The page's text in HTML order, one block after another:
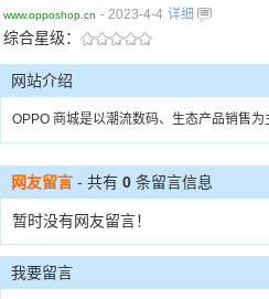
www.opposhop.cn - 2023-4-4 详细
综合星级：
网站介绍
OPPO 商城是以潮流数码、生态产品销售
网友留言 - 共有 0 条留言信息
暂时没有网友留言！
我要留言